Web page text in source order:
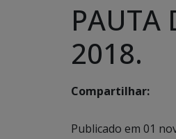
PAUTA
2018.
Compartilhar:
Publicado em 01